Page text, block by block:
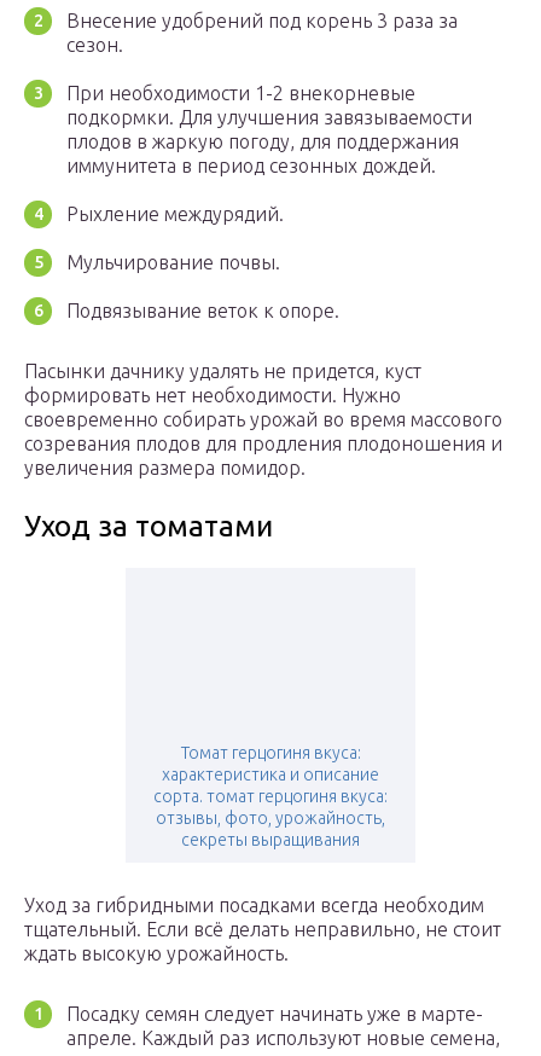
Внесение удобрений под корень 3 раза за
сезон.
При необходимости 1-2 внекорневые
подкормки. Для улучшения завязываемости
плодов в жаркую погоду, для поддержания
иммунитета в период сезонных дождей.
Рыхление междурядий.
Мульчирование почвы.
Подвязывание веток к опоре.
Пасынки дачнику удалять не придется, куст
формировать нет необходимости. Нужно
своевременно собирать урожай во время массового
созревания плодов для продления плодоношения и
увеличения размера помидор.
Уход за томатами
Томат герцогиня вкуса:
характеристика и описание
сорта. томат герцогиня вкуса:
отзывы, фото, урожайность,
секреты выращивания
Уход за гибридными посадками всегда необходим
тщательный. Если всё делать неправильно, не стоит
ждать высокую урожайность.
Посадку семян следует начинать уже в марте-
апреле. Каждый раз используют новые семена,